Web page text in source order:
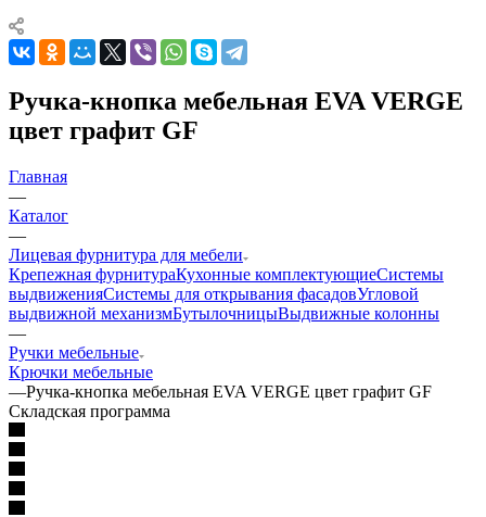
Ручка-кнопка мебельная EVA VERGE
цвет графит GF
Главная
—
Каталог
—
Лицевая фурнитура для мебели
Крепежная фурнитураКухонные комплектующиеСистемы
выдвиженияСистемы для открывания фасадовУгловой
выдвижной механизмБутылочницыВыдвижные колонны
—
Ручки мебельные
Крючки мебельные
—Ручка-кнопка мебельная EVA VERGE цвет графит GF
Складская программа